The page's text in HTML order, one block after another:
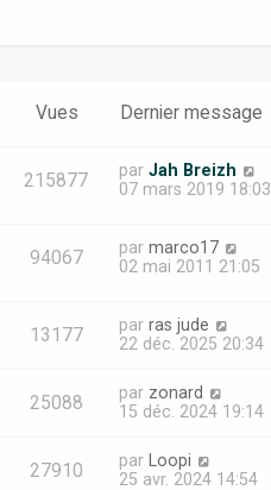
r
e
r
s
s
e
Vues Dernier message
215877 par Jah Breizh
07 mars 2019 18:03
94067 par marco17
02 mai 2011 21:05
13177 par ras jude
22 déc. 2025 20:34
25088 par zonard
15 déc. 2024 19:14
27910 par
Loopi
25 avr. 2024 14:54